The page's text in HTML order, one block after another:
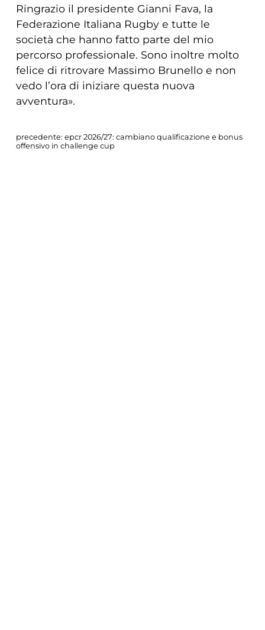
Ringrazio il presidente Gianni Fava, la
Federazione Italiana Rugby e tutte le
società che hanno fatto parte del mio
percorso professionale. Sono inoltre molto
felice di ritrovare Massimo Brunello e non
vedo l’ora di iniziare questa nuova
avventura».
precedente: epcr 2026/27: cambiano qualificazione e bonus
offensivo in challenge cup